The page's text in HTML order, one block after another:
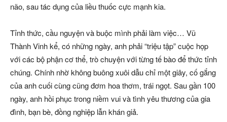
não, sau tác dụng của liều thuốc cực mạnh kia.
Tỉnh thức, cầu nguyện và buộc mình phải làm việc… Vũ
Thành Vinh kể, có những ngày, anh phải “triệu tập” cuộc họp
với các bộ phận cơ thể, trò chuyện với từng tế bào để thức tỉnh
chúng. Chính nhờ không buông xuôi dẫu chỉ một giây, cố gắng
của anh cuối cùng cũng đơm hoa thơm, trái ngọt. Sau gần 100
ngày, anh hồi phục trong niềm vui và tình yêu thương của gia
đình, bạn bè, đồng nghiệp lẫn khán giả.